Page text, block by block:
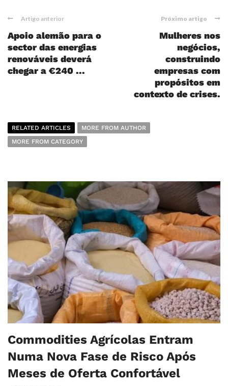
Artigo anterior
Apoio alemão para o
sector das energias
renováveis deverá
chegar a €240 ...
Próximo artigo
Mulheres nos
negócios,
construindo
empresas com
propósitos em
contexto de crises.
RELATED ARTICLES
MORE FROM AUTHOR
MORE FROM CATEGORY
Commodities Agrícolas Entram
Numa Nova Fase de Risco Após
Meses de Oferta Confortável